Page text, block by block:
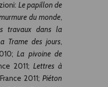
Le papillon de
du monde,
travaux dans la
Trame des jours,
La pivoine de
2011; Lettres à
2011; Piéton